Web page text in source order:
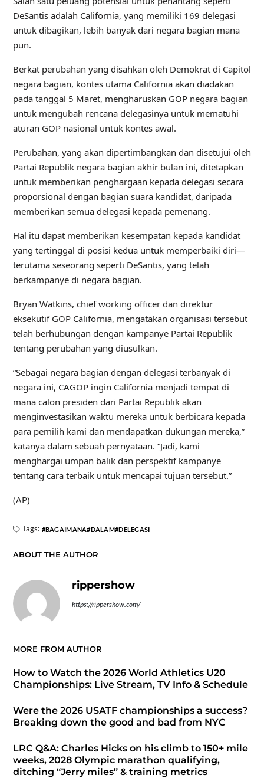
DeSantis adalah California, yang memiliki 169 delegasi
untuk dibagikan, lebih banyak dari negara bagian mana
pun.
Berkat perubahan yang disahkan oleh Demokrat di Capitol
negara bagian, kontes utama California akan diadakan
pada tanggal 5 Maret, mengharuskan GOP negara bagian
untuk mengubah rencana delegasinya untuk mematuhi
aturan GOP nasional untuk kontes awal.
Perubahan, yang akan dipertimbangkan dan disetujui oleh
Partai Republik negara bagian akhir bulan ini, ditetapkan
untuk memberikan penghargaan kepada delegasi secara
proporsional dengan bagian suara kandidat, daripada
memberikan semua delegasi kepada pemenang.
Hal itu dapat memberikan kesempatan kepada kandidat
yang tertinggal di posisi kedua untuk memperbaiki diri—
terutama seseorang seperti DeSantis, yang telah
berkampanye di negara bagian.
Bryan Watkins, chief working officer dan direktur
eksekutif GOP California, mengatakan organisasi tersebut
telah berhubungan dengan kampanye Partai Republik
tentang perubahan yang diusulkan.
“Sebagai negara bagian dengan delegasi terbanyak di
negara ini, CAGOP ingin California menjadi tempat di
mana calon presiden dari Partai Republik akan
menginvestasikan waktu mereka untuk berbicara kepada
para pemilih kami dan mendapatkan dukungan mereka,”
katanya dalam sebuah pernyataan. “Jadi, kami
menghargai umpan balik dan perspektif kampanye
tentang cara terbaik untuk mencapai tujuan tersebut.”
(AP)
Tags: BAGAIMANA DALAM DELEGASI
ABOUT THE AUTHOR
rippershow
https://rippershow.com/
MORE FROM AUTHOR
How to Watch the 2026 World Athletics U20
Championships: Live Stream, TV Info & Schedule
Were the 2026 USATF championships a success?
Breaking down the good and bad from NYC
LRC Q&A: Charles Hicks on his climb to 150+ mile
weeks, 2028 Olympic marathon qualifying,
ditching “Jerry miles” & training metrics